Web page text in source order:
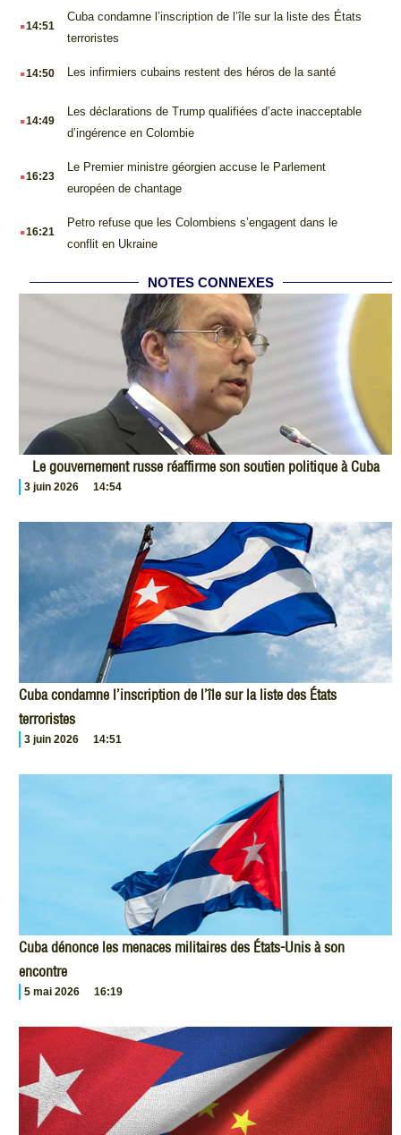
.14:51
Cuba condamne l’inscription de l’île sur la liste des États
terroristes
.14:50 Les infirmiers cubains restent des héros de la santé
.14:49
Les déclarations de Trump qualifiées d’acte inacceptable
d’ingérence en Colombie
.16:23
Le Premier ministre géorgien accuse le Parlement
européen de chantage
.16:21
Petro refuse que les Colombiens s’engagent dans le
conflit en Ukraine
NOTES CONNEXES
Le gouvernement russe réaffirme son soutien politique à Cuba
3 juin 2026 14:54
Cuba condamne l’inscription de l’île sur la liste des États
terroristes
3 juin 2026 14:51
Cuba dénonce les menaces militaires des États-Unis à son
encontre
5 mai 2026 16:19